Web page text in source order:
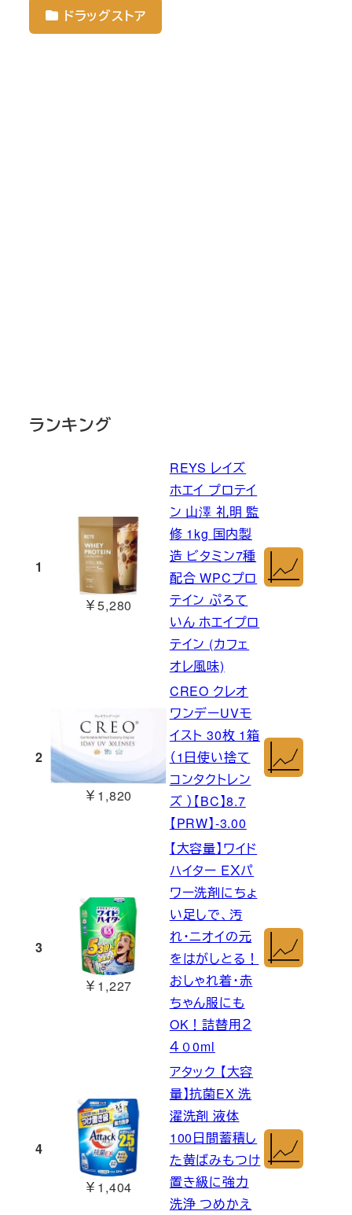
ドラッグストア
ランキング
1
￥5,280
REYS レイズ
ホエイ プロテイ
ン 山澤 礼明 監
修 1kg 国内製
造 ビタミン7種
配合 WPCプロ
テイン ぷろて
いん ホエイプロ
テイン (カフェ
オレ風味)
2
￥1,820
CREO クレオ
ワンデーUVモ
イスト 30枚 1箱
（1日使い捨て
コンタクトレン
ズ ）【BC】8.7
【PRW】-3.00
3
￥1,227
【大容量】ワイド
ハイター ＥＸパ
ワー洗剤にちょ
い足しで、汚
れ・ニオイの元
をはがしとる！
おしゃれ着・赤
ちゃん服にも
OK！詰替用２
４０0ml
4
￥1,404
アタック 【大容
量】抗菌EX 洗
濯洗剤 液体
100日間蓄積し
た黄ばみもつけ
置き級に強力
洗浄 つめかえ